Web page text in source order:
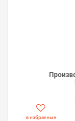
в избранные